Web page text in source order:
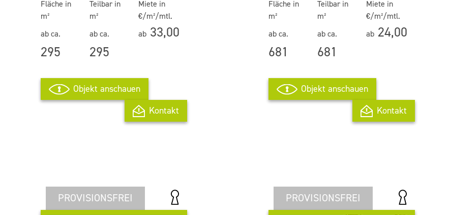
Fläche in
m²
ab ca.
295
Teilbar in
m²
ab ca.
295
Miete in
€/m²/mtl.
ab 33,00
Objekt anschauen
Kontakt
Fläche in
m²
ab ca.
681
Teilbar in
m²
ab ca.
681
Miete in
€/m²/mtl.
ab 24,00
Objekt anschauen
Kontakt
PROVISIONSFREI PROVISIONSFREI